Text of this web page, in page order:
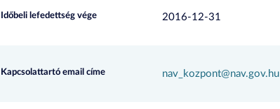
Időbeli lefedettség vége 2016-12-31
Kapcsolattartó email címe nav_kozpont@nav.gov.hu